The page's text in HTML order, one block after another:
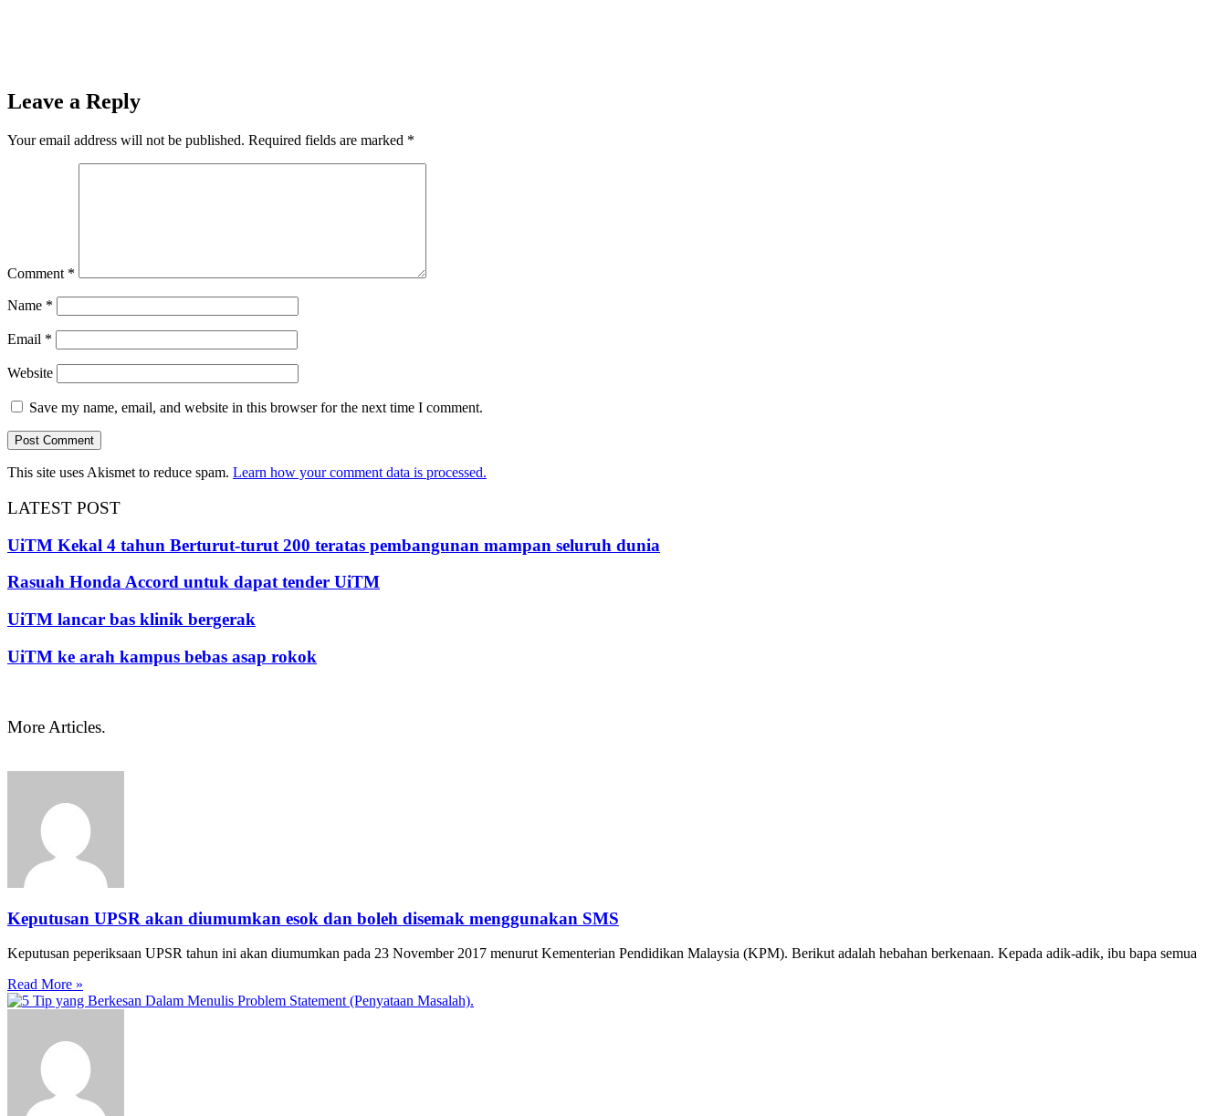
Leave a Reply
Your email address will not be published. Required fields are marked *
Comment *
Name *
Email *
Website
Save my name, email, and website in this browser for the next time I comment.
This site uses Akismet to reduce spam. Learn how your comment data is processed.
LATEST POST
UiTM Kekal 4 tahun Berturut-turut 200 teratas pembangunan mampan seluruh dunia
Rasuah Honda Accord untuk dapat tender UiTM
UiTM lancar bas klinik bergerak
UiTM ke arah kampus bebas asap rokok
More Articles.
Keputusan UPSR akan diumumkan esok dan boleh disemak menggunakan SMS
Keputusan peperiksaan UPSR tahun ini akan diumumkan pada 23 November 2017 menurut Kementerian Pendidikan Malaysia (KPM). Berikut adalah hebahan berkenaan. Kepada adik-adik, ibu bapa semua
Read More »